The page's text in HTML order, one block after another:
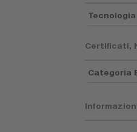
Tecnologia
Certificati,
Categoria